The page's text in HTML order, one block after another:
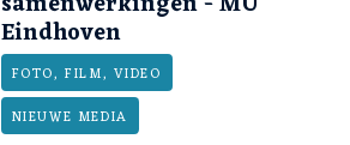
Eindhoven
FOTO, FILM, VIDEO
NIEUWE MEDIA